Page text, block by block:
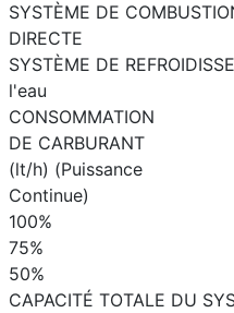
SYSTÈME DE
DIRECTE
SYSTÈME DE
l'eau
CONSOMMATION
DE CARBURANT
(lt/h) (Puissance
Continue)
100%
75%
50%
CAPACITÉ TOTALE DU